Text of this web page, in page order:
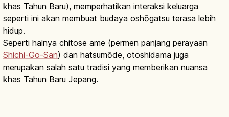
khas Tahun Baru), memperhatikan interaksi keluarga
seperti ini akan membuat budaya oshōgatsu terasa lebih
hidup.
Seperti halnya chitose ame (permen panjang perayaan
Shichi-Go-San) dan hatsumōde, otoshidama juga
merupakan salah satu tradisi yang memberikan nuansa
khas Tahun Baru Jepang.